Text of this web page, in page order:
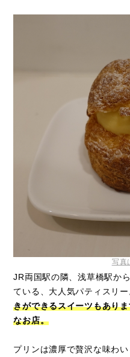
写真
JR両国駅の隣、浅草橋駅か
ている、大人気パティスリ
きができるスイーツもあり
なお店。
プリンは濃厚で贅沢な味わ